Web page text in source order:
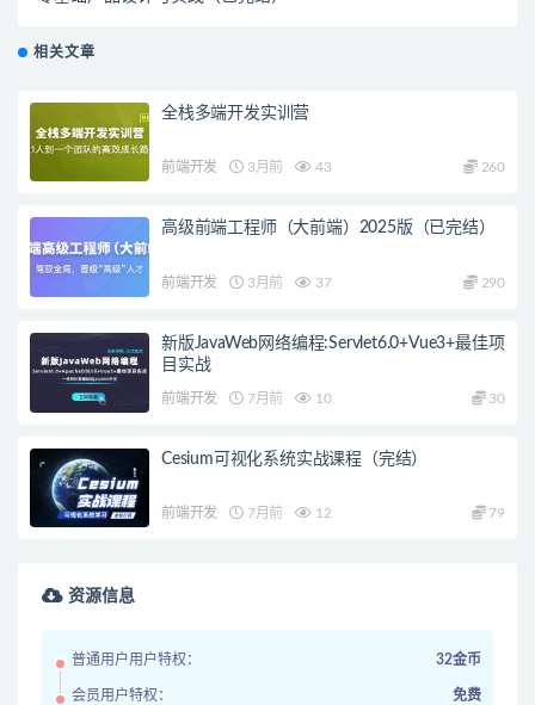
相关文章
全栈多端开发实训营
前端开发 3月前 43 260
高级前端工程师（大前端）2025版（已完结）
前端开发 3月前 37 290
新版JavaWeb网络编程:Servlet6.0+Vue3+最佳项
目实战
前端开发 7月前 10 30
Cesium可视化系统实战课程（完结）
前端开发 7月前 12 79
资源信息
普通用户用户特权： 32金币
会员用户特权： 免费